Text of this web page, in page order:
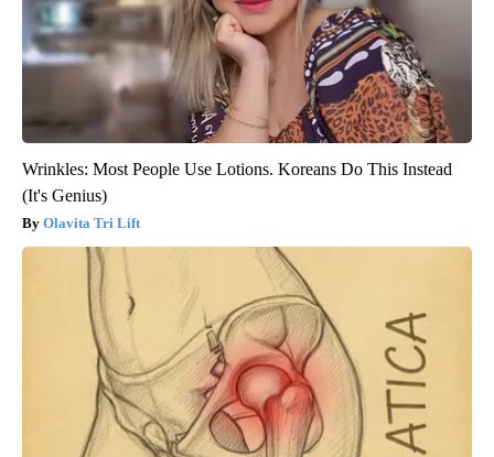
Wrinkles: Most People Use Lotions. Koreans Do This Instead
(It's Genius)
Olavita Tri Lift